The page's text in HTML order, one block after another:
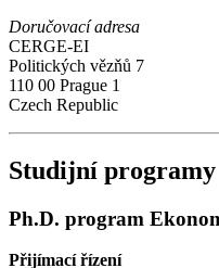
Doručovací adresa
CERGE-EI
Politických vězňů 7
110 00 Prague 1
Czech Republic
Studijní programy
Ph.D. program
Přijímací řízení